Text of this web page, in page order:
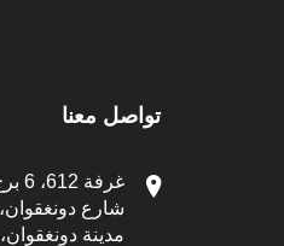
تواصل معنا
شارع
مدينة